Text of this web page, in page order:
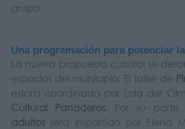
grupo.
Una programación para potenciar
La nueva propuesta cultural se
espacios del municipio. El taller de
estará coordinado por Lola del
Cultural Panaderos. Por su
adultosserá impartido por Elena